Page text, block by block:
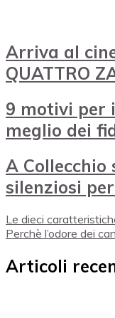
Arriva al
QUATTRO
9 motivi per
meglio dei
A
silenziosi
Le dieci
Perchè l’odore dei
Articoli